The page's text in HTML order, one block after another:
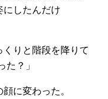
したんだけ
りと階段を降りて
？」
に変わった。